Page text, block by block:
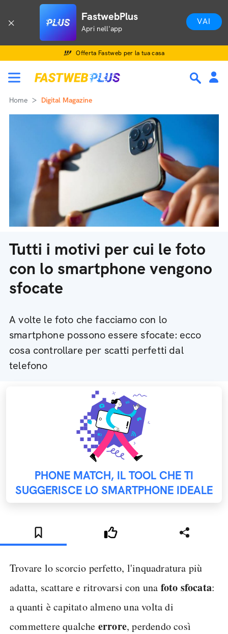
FastwebPlus
Apri nell'app
VAI
Offerta Fastweb per la tua casa
Home Digital Magazine
Tutti i motivi per cui le foto
con lo smartphone vengono
sfocate
A volte le foto che facciamo con lo
smartphone possono essere sfocate: ecco
cosa controllare per scatti perfetti dal
telefono
PHONE MATCH, IL TOOL CHE TI
SUGGERISCE LO SMARTPHONE IDEALE
Trovare lo scorcio perfetto, l'inquadratura più
adatta, scattare e ritrovarsi con una foto sfocata:
a quanti è capitato almeno una volta di
commettere qualche errore, perdendo così